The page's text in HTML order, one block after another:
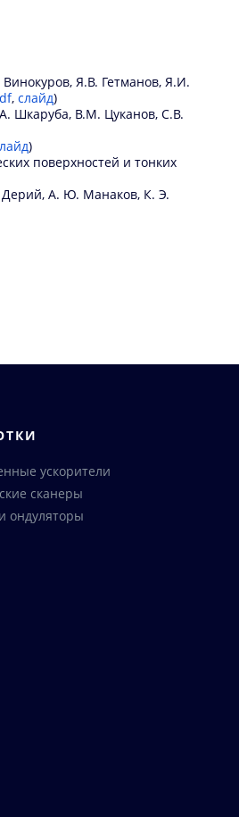
Я.В. Гетманов, Я.И.
, слайд)
Шкаруба, В.М. Цуканов, С.В.
)
поверхностей и тонких
Дерий, А. Ю. Манаков, К. Э.
ускорители
сканеры
ондуляторы